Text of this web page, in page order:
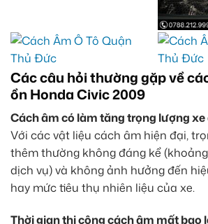
Các câu hỏi thường gặp về
ồn Honda Civic 2009
Cách âm có làm tăng trọng lượng
Với các vật liệu cách âm hiện đại,
thêm thường không đáng kể
dịch vụ) và không ảnh hưởng đến
hay mức tiêu thụ nhiên liệu của xe.
Thời gian thi công cách âm mất bao